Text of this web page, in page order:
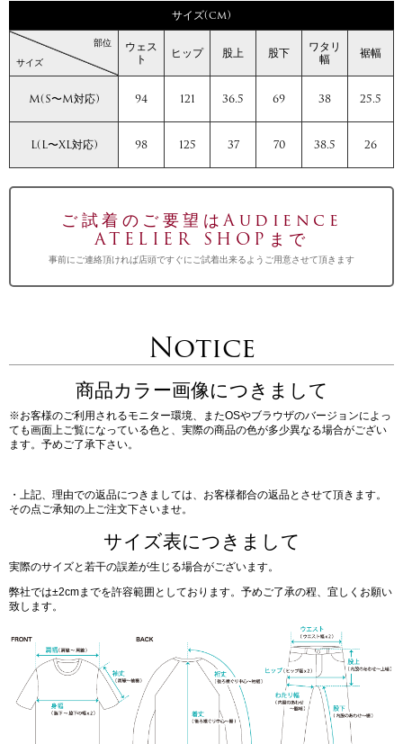
サイズ(cm)
サイズ
部位 ウェス
ト ヒップ 股上 股下 ワタリ
幅 裾幅
M(S〜M対応) 94 121 36.5 69 38 25.5
L(L〜XL対応) 98 125 37 70 38.5 26
ご試着のご要望はAudience
ATELIER SHOPまで
事前にご連絡頂ければ店頭ですぐにご試着出来るようご用意させて頂きます
Notice
商品カラー画像につきまして
※お客様のご利用されるモニター環境、またOSやブラウザのバージョンによっ
ても画面上ご覧になっている色と、実際の商品の色が多少異なる場合がござい
ます。予めご了承下さい。
・上記、理由での返品につきましては、お客様都合の返品とさせて頂きます。
その点ご承知の上ご注文下さいませ。
サイズ表につきまして
実際のサイズと若干の誤差が生じる場合がございます。
弊社では±2cmまでを許容範囲としております。予めご了承の程、宜しくお願い
致します。